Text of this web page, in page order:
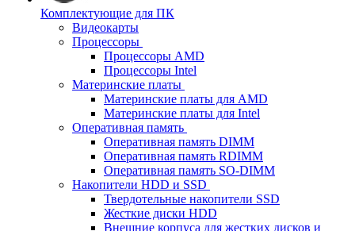
Комплектующие для ПК
Видеокарты
Процессоры
Процессоры AMD
Процессоры Intel
Материнские платы
Материнские платы для AMD
Материнские платы для Intel
Оперативная память
Оперативная память DIMM
Оперативная память RDIMM
Оперативная память SO-DIMM
Накопители HDD и SSD
Твердотельные накопители SSD
Жесткие диски HDD
Внешние корпуса для жестких дисков и